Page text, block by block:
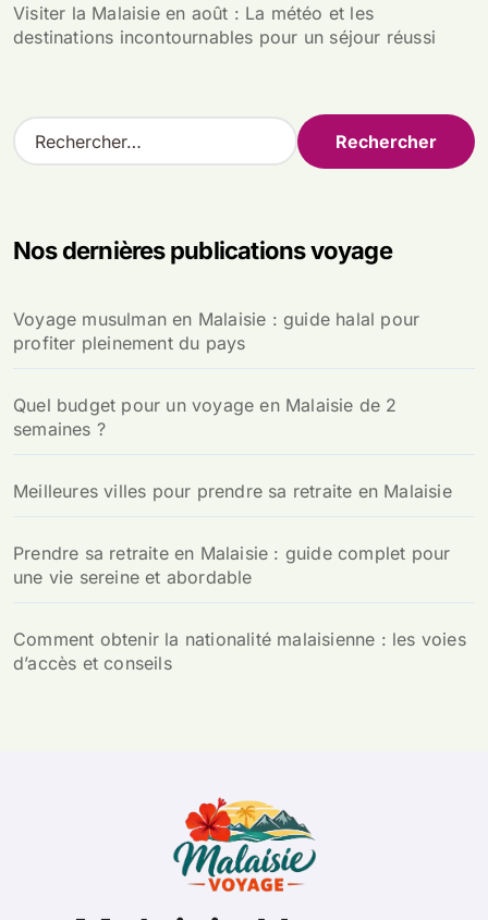
Visiter la Malaisie en août : La météo et les
destinations incontournables pour un séjour réussi
R
e
r
e
r
Nos dernières publications voyage
Voyage musulman en Malaisie : guide halal pour
profiter pleinement du pays
Quel budget pour un voyage en Malaisie de 2
semaines ?
Meilleures villes pour prendre sa retraite en Malaisie
Prendre sa retraite en Malaisie : guide complet pour
une vie sereine et abordable
Comment obtenir la nationalité malaisienne : les voies
d’accès et conseils